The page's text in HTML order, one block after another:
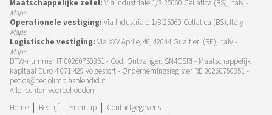
Maatschappelijke zetel: Via Industriale 1/3 25060 Cellatica (BS), Italy -
Maps
Operationele vestiging: Via Industriale 1/3 25060 Cellatica (BS), Italy -
Maps
Logistische vestiging: Via XXV Aprile, 46, 42044 Gualtieri (RE), Italy -
Maps
BTW-nummer IT 00260750351 - Cod. Ontvanger: SN4CSRI - Maatschappelijk
kapitaal Euro 4.071.429 volgestort - Ondernemingsregister RE 00260750351 -
pec.os@pec.olimpiasplendid.it
Alle rechten voorbehouden
Home
Bedrijf Sitemap
Contactgegevens